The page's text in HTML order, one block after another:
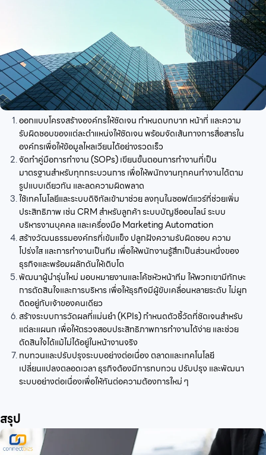
ออกแบบโครงสร้างองค์กรให้ชัดเจน กำหนดบทบาท หน้าที่ และความ
รับผิดชอบของแต่ละตำแหน่งให้ชัดเจน พร้อมจัดเส้นทางการสื่อสารใน
องค์กรเพื่อให้ข้อมูลไหลเวียนได้อย่างรวดเร็ว
จัดทำคู่มือการทำงาน (SOPs) เขียนขั้นตอนการทำงานที่เป็น
มาตรฐานสำหรับทุกกระบวนการ เพื่อให้พนักงานทุกคนทำงานได้ตาม
รูปแบบเดียวกัน และลดความผิดพลาด
ใช้เทคโนโลยีและระบบดิจิทัลเข้ามาช่วย ลงทุนในซอฟต์แวร์ที่ช่วยเพิ่ม
ประสิทธิภาพ เช่น CRM สำหรับลูกค้า ระบบบัญชีออนไลน์ ระบบ
บริหารงานบุคคล และเครื่องมือ Marketing Automation
สร้างวัฒนธรรมองค์กรที่เข้มแข็ง ปลูกฝังความรับผิดชอบ ความ
โปร่งใส และการทำงานเป็นทีม เพื่อให้พนักงานรู้สึกเป็นส่วนหนึ่งของ
ธุรกิจและพร้อมผลักดันให้เติบโต
พัฒนาผู้นำรุ่นใหม่ มอบหมายงานและโค้ชหัวหน้าทีม ให้พวกเขามีทักษะ
การตัดสินใจและการบริหาร เพื่อให้ธุรกิจมีผู้ขับเคลื่อนหลายระดับ ไม่ผูก
ติดอยู่กับเจ้าของคนเดียว
สร้างระบบการวัดผลที่แม่นยำ (KPIs) กำหนดตัวชี้วัดที่ชัดเจนสำหรับ
แต่ละแผนก เพื่อให้ตรวจสอบประสิทธิภาพการทำงานได้ง่าย และช่วย
ตัดสินใจได้แม้ไม่ได้อยู่ในหน้างานจริง
ทบทวนและปรับปรุงระบบอย่างต่อเนื่อง ตลาดและเทคโนโลยี
เปลี่ยนแปลงตลอดเวลา ธุรกิจต้องมีการทบทวน ปรับปรุง และพัฒนา
ระบบอย่างต่อเนื่องเพื่อให้ทันต่อความต้องการใหม่ ๆ
สรุป